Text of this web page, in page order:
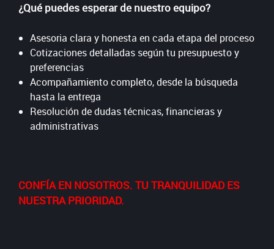
¿Qué puedes esperar de nuestro equipo?
Asesoria clara y honesta en cada etapa del proceso
Cotizaciones detalladas según tu presupuesto y
preferencias
Acompañamiento completo, desde la búsqueda
hasta la entrega
Resolución de dudas técnicas, financieras y
administrativas
CONFÍA EN NOSOTROS. TU TRANQUILIDAD ES
NUESTRA PRIORIDAD.